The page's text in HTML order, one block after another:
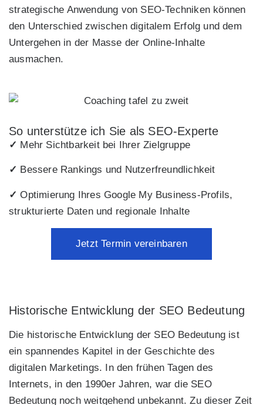
strategische Anwendung von SEO-Techniken können
den Unterschied zwischen digitalem Erfolg und dem
Untergehen in der Masse der Online-Inhalte
ausmachen.
So unterstütze ich Sie als SEO-Experte
✓ Mehr Sichtbarkeit bei Ihrer Zielgruppe
✓ Bessere Rankings und Nutzerfreundlichkeit
✓ Optimierung Ihres Google My Business‑Profils,
strukturierte Daten und regionale Inhalte
Jetzt Termin vereinbaren
Historische Entwicklung der SEO Bedeutung
Die historische Entwicklung der SEO Bedeutung ist
ein spannendes Kapitel in der Geschichte des
digitalen Marketings. In den frühen Tagen des
Internets, in den 1990er Jahren, war die SEO
Bedeutung noch weitgehend unbekannt. Zu dieser Zeit